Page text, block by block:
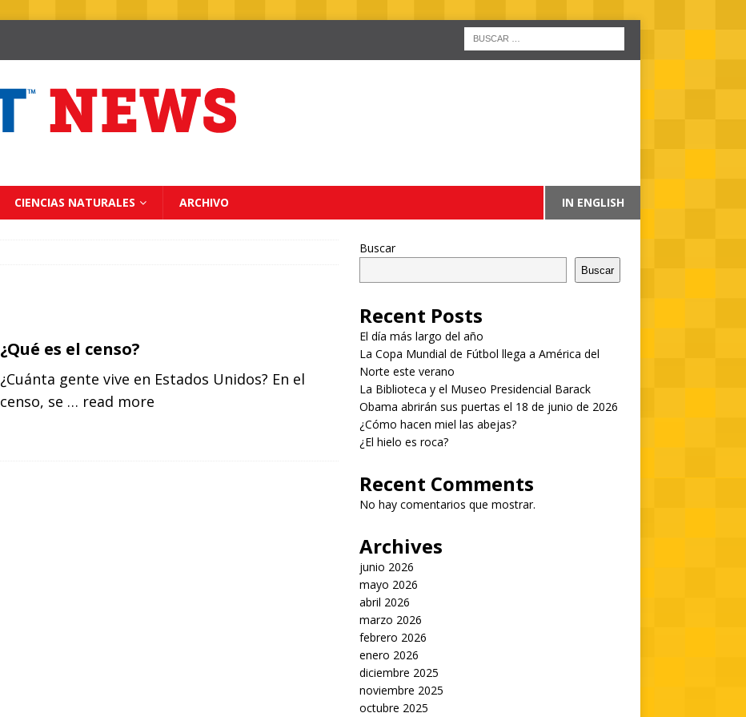
CIENCIAS NATURALES ARCHIVO IN ENGLISH
¿Qué es el censo?
¿Cuánta gente vive en Estados Unidos? En el
censo, se … read more
Buscar
Buscar
Recent Posts
El día más largo del año
La Copa Mundial de Fútbol llega a América del
Norte este verano
La Biblioteca y el Museo Presidencial Barack
Obama abrirán sus puertas el 18 de junio de 2026
¿Cómo hacen miel las abejas?
¿El hielo es roca?
Recent Comments
No hay comentarios que mostrar.
Archives
junio 2026
mayo 2026
abril 2026
marzo 2026
febrero 2026
enero 2026
diciembre 2025
noviembre 2025
octubre 2025